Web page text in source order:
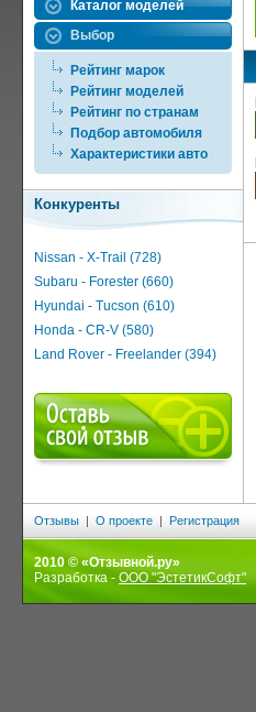
Каталог моделей
Выбор
Рейтинг марок
Рейтинг моделей
Рейтинг по странам
Подбор автомобиля
Характеристики авто
Конкуренты
Nissan - X-Trail (728)
Subaru - Forester (660)
Hyundai - Tucson (610)
Honda - CR-V (580)
Land Rover - Freelander (394)
Отзывы | О проекте | Регистрация
2010 © «Отзывной.ру»
Разработка - ООО "ЭстетикСофт"